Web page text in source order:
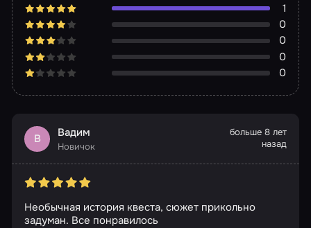
1
0
0
0
0
В Вадим
Новичок
больше 8 лет
назад
Необычная история квеста, сюжет прикольно
задуман. Все понравилось